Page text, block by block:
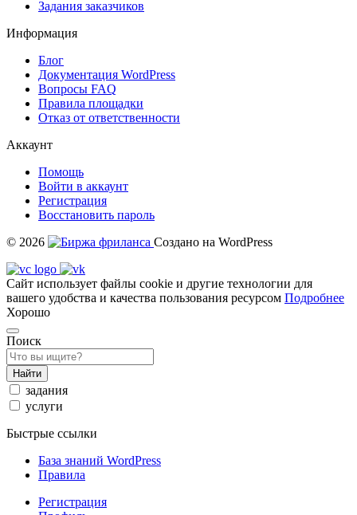
Задания заказчиков
Информация
Блог
Документация WordPress
Вопросы FAQ
Правила площадки
Отказ от ответственности
Аккаунт
Помощь
Войти в аккаунт
Регистрация
Восстановить пароль
© 2026
Создано на WordPress
Сайт использует файлы cookie и другие технологии для
вашего удобства и качества пользования ресурсом Подробнее
Хорошо
Поиск
Найти
задания
услуги
Быстрые ссылки
База знаний WordPress
Правила
Регистрация